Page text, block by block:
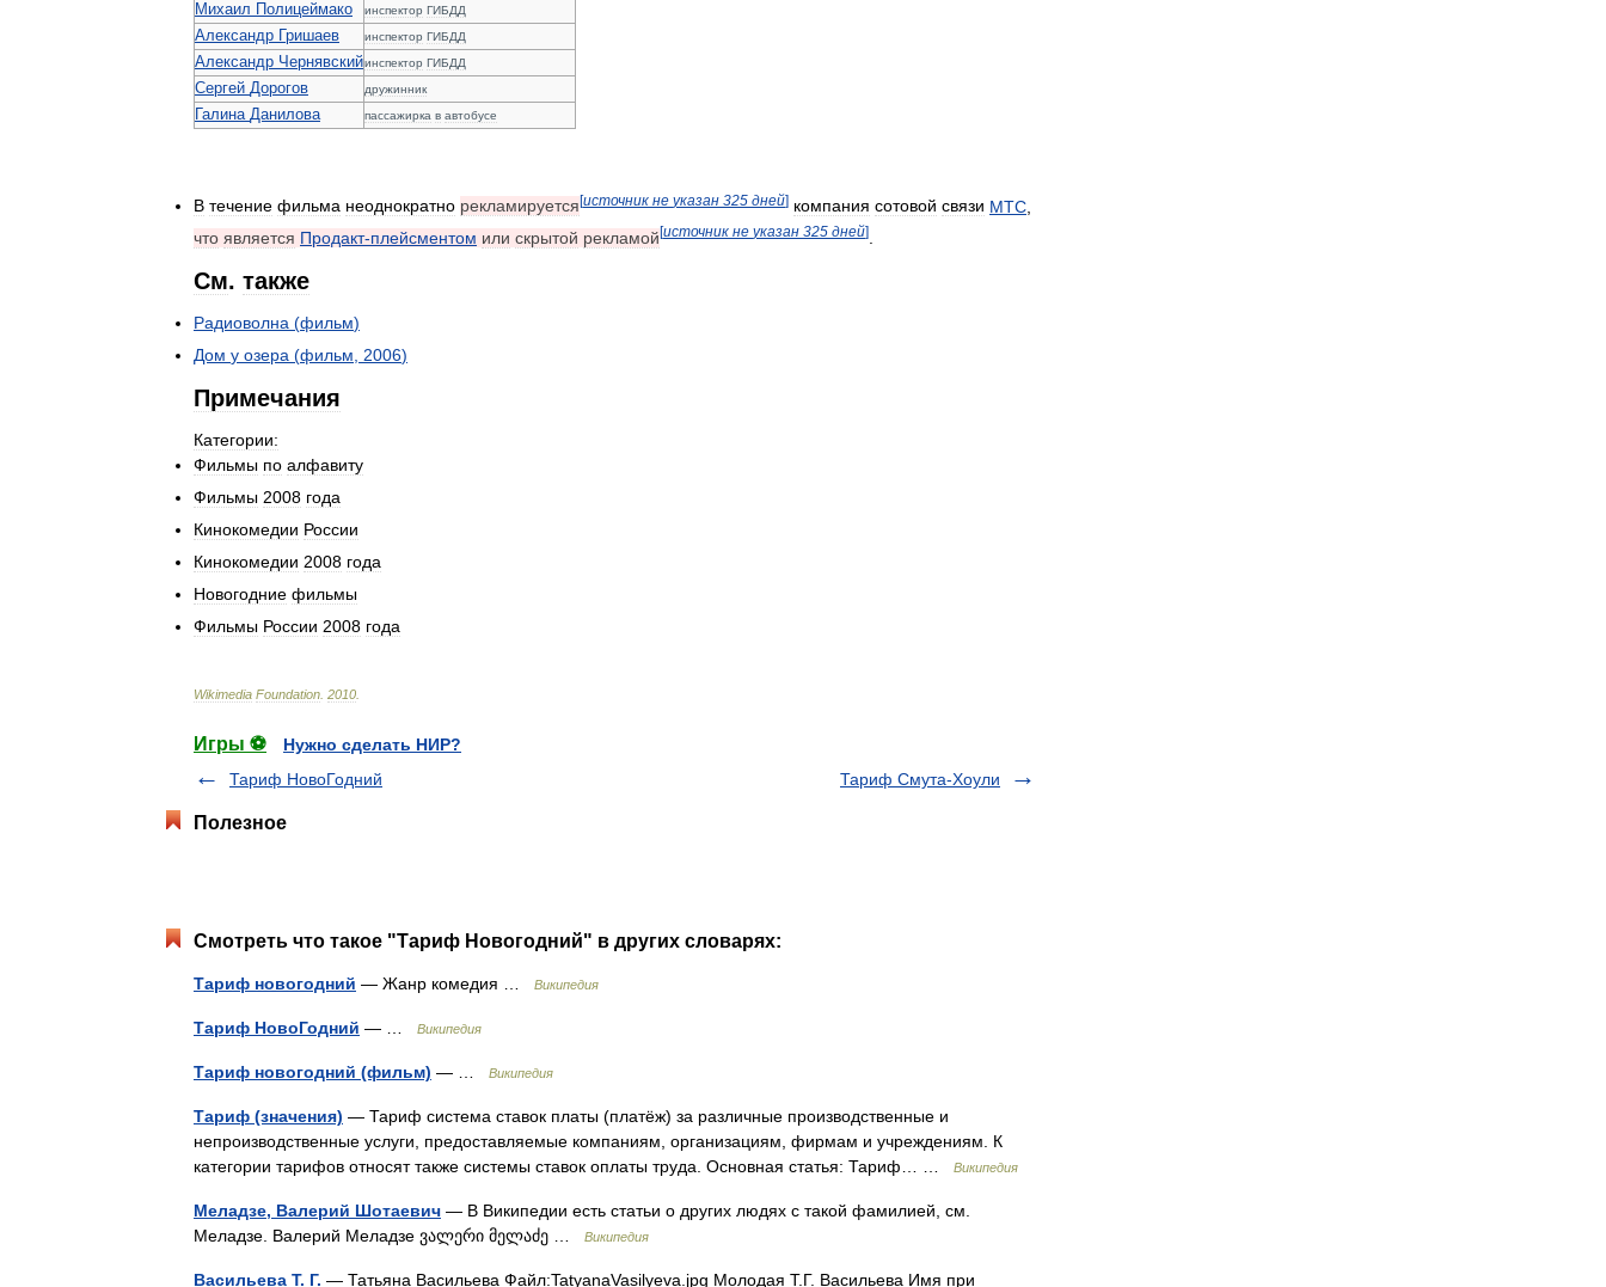
Михаил Полицеймако инспектор ГИБДД
Александр Гришаев инспектор ГИБДД
Александр Чернявскийинспектор ГИБДД
Сергей Дорогов дружинник
Галина Данилова пассажирка в автобусе
В течение фильма неоднократно рекламируется[источник не указан 325 дней] компания сотовой связи МТС
что является Продакт-плейсментом или скрытой рекламой [источник не указан 325 дней]
См. также
Радиоволна (фильм)
Дом у озера (фильм 2006)
Примечания
Категории:
Фильмы по алфавиту
Фильмы 2008 года
Кинокомедии России
Кинокомедии 2008 года
Новогодние фильмы
Фильмы России 2008 года
Wikimedia Foundation 2010
Игры ⚽
Нужно сделать НИР?
Тариф НовоГодний
Тариф Смута-Хоули
Полезное
Смотреть что такое "Тариф Новогодний" в других словарях:
Тариф новогодний — Жанр комедия … Википедия
Тариф НовоГодний — … Википедия
Тариф новогодний (фильм) — … Википедия
Тариф (значения) — Тариф система ставок платы (платёж) за различные производственные и
непроизводственные услуги, предоставляемые компаниям, организациям, фирмам и учреждениям. К
категории тарифов относят также системы ставок оплаты труда. Основная статья: Тариф… …
Википедия
Меладзе, Валерий Шотаевич — В Википедии есть статьи о других людях с такой фамилией, см.
Меладзе. Валерий Меладзе ვალერი მელაძე …
Википедия
Васильева Т. Г. — Татьяна Васильева Файл:TatyanaVasilyeva.jpg Молодая Т.Г. Васильева Имя при